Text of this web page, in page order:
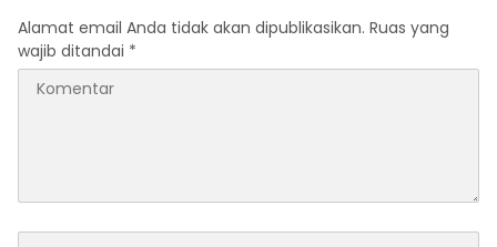
Alamat email Anda tidak akan dipublikasikan. Ruas yang
wajib ditandai *